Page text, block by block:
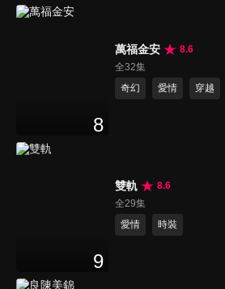
8
萬福金安
8.6
全32集
奇幻
愛情 穿越
9
雙軌
8.6
全29集
愛情
時裝